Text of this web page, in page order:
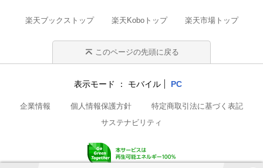
楽天ブックストップ 楽天Koboトップ 楽天市場トップ
このページの先頭に戻る
表示モード モバイル PC
企業情報 個人情報保護方針
特定商取引法に基づく表記
サステナビリティ